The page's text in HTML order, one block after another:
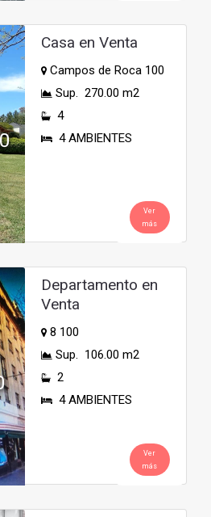
Casa en Venta
Campos de Roca 100
Sup. 270.00 m2
4
4 AMBIENTES
Ver
más
Departamento en
Venta
8 100
Sup. 106.00 m2
2
4 AMBIENTES
Ver
más